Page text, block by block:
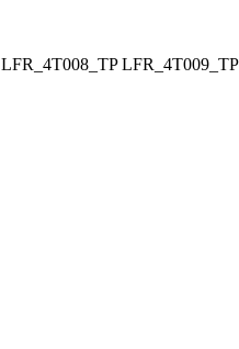
LFR_4T008_TP LFR_4T009_TP